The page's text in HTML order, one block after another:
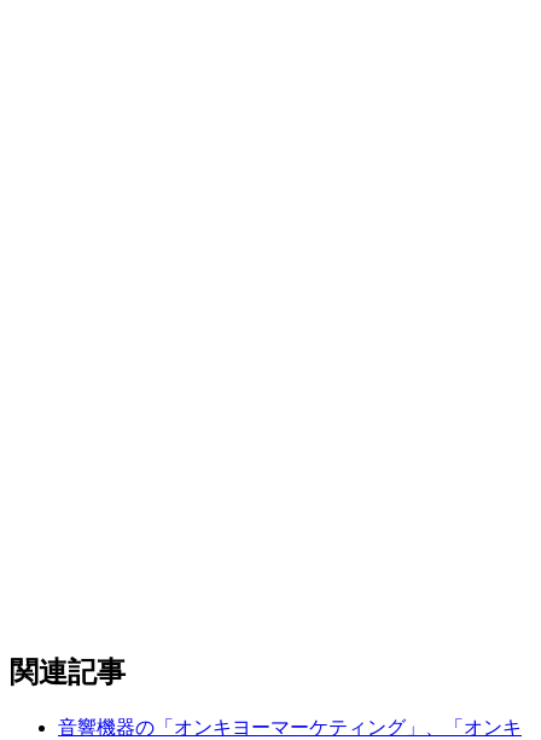
関連記事
音響機器の「オンキヨーマーケティング」、「オンキ